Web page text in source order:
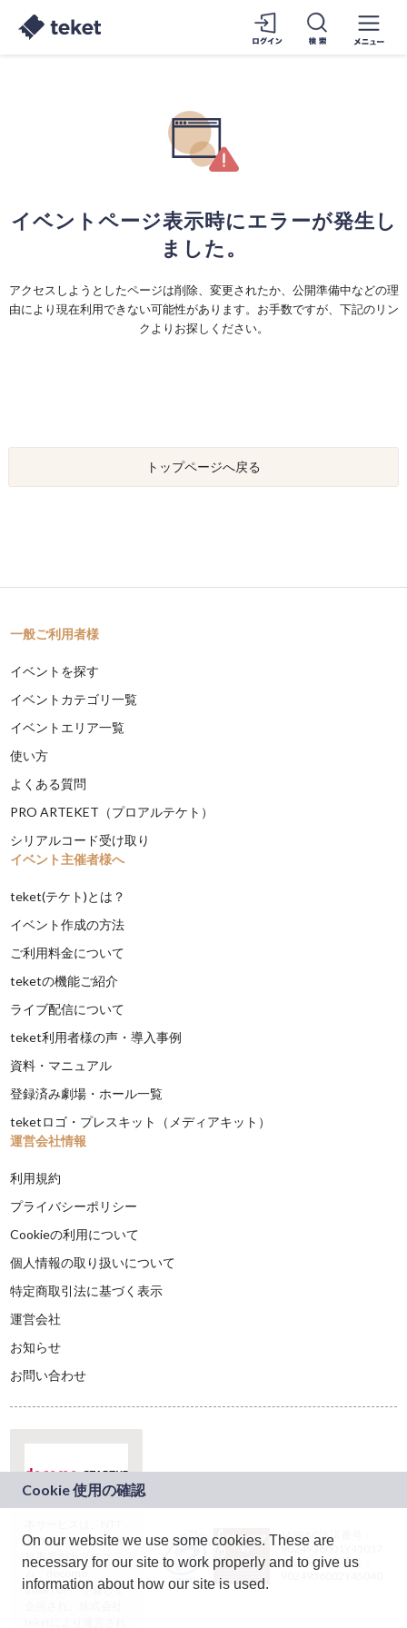
イベントページ表示時にエラーが発生し
ました。
アクセスしようとしたページは削除、変更されたか、公開準備中などの理
由により現在利用できない可能性があります。お手数ですが、下記のリン
クよりお探しください。
トップページへ戻る
一般ご利用者様
イベントを探す
イベントカテゴリ一覧
イベントエリア一覧
使い方
よくある質問
PRO ARTEKET（プロアルテケト）
シリアルコード受け取り
イベント主催者様へ
teket(テケト)とは？
イベント作成の方法
ご利用料金について
teketの機能ご紹介
ライブ配信について
teket利用者様の声・導入事例
資料・マニュアル
登録済み劇場・ホール一覧
teketロゴ・プレスキット（メディアキット）
運営会社情報
利用規約
プライバシーポリシー
Cookieの利用について
個人情報の取り扱いについて
特定商取引法に基づく表示
運営会社
お知らせ
お問い合わせ
ドコモグループの新
規事業創出プログラ
ム「docomo
STARTUP」を通じて
JASRAC許諾番号：
9024936001Y45037
JASRAC許諾番号：
On our website we use some cookies. These are
necessary for our site to work properly and to give us
information about how our site is used.